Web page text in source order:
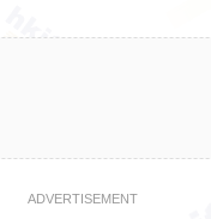
ADVERTISEMENT